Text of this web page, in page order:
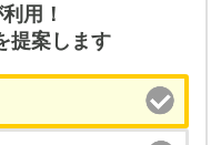
用！
提案します